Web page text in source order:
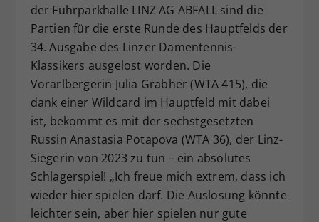
der Fuhrparkhalle LINZ AG ABFALL sind die
Partien für die erste Runde des Hauptfelds der
34. Ausgabe des Linzer Damentennis-
Klassikers ausgelost worden. Die
Vorarlbergerin Julia Grabher (WTA 415), die
dank einer Wildcard im Hauptfeld mit dabei
ist, bekommt es mit der sechstgesetzten
Russin Anastasia Potapova (WTA 36), der Linz-
Siegerin von 2023 zu tun – ein absolutes
Schlagerspiel! „Ich freue mich extrem, dass ich
wieder hier spielen darf. Die Auslosung könnte
leichter sein, aber hier spielen nur gute